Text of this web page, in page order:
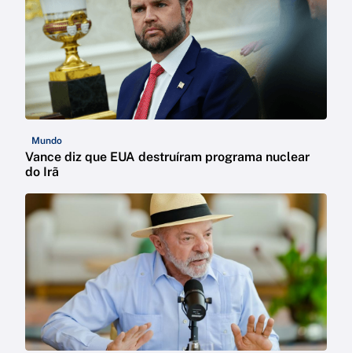
Mundo
Vance diz que EUA destruíram programa nuclear
do Irã